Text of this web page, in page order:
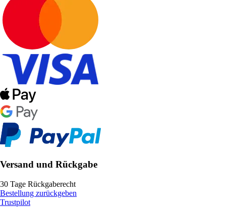
Versand und Rückgabe
30 Tage Rückgaberecht
Bestellung zurückgeben
Trustpilot